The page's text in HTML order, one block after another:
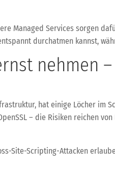
Managed Services sorgen
durchatmen kannst,
nehmen
hat einige Löcher im
– die Risiken reichen
Site-Scripting-Attacken